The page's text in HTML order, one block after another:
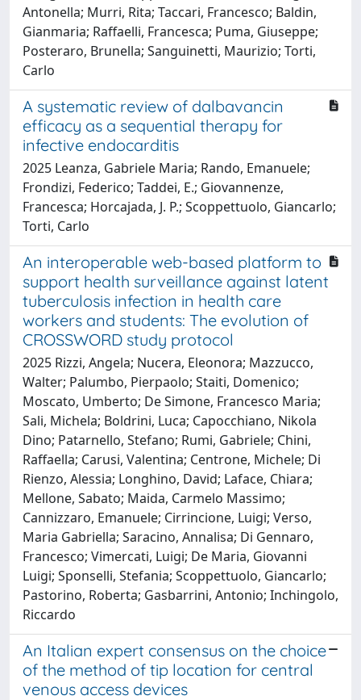
Antonella; Murri, Rita; Taccari, Francesco; Baldin,
Gianmaria; Raffaelli, Francesca; Puma, Giuseppe;
Posteraro, Brunella; Sanguinetti, Maurizio; Torti,
Carlo
A systematic review of dalbavancin
efficacy as a sequential therapy for
infective endocarditis
2025 Leanza, Gabriele Maria; Rando, Emanuele;
Frondizi, Federico; Taddei, E.; Giovannenze,
Francesca; Horcajada, J. P.; Scoppettuolo, Giancarlo;
Torti, Carlo
An interoperable web-based platform to
support health surveillance against latent
tuberculosis infection in health care
workers and students: The evolution of
CROSSWORD study protocol
2025 Rizzi, Angela; Nucera, Eleonora; Mazzucco,
Walter; Palumbo, Pierpaolo; Staiti, Domenico;
Moscato, Umberto; De Simone, Francesco Maria;
Sali, Michela; Boldrini, Luca; Capocchiano, Nikola
Dino; Patarnello, Stefano; Rumi, Gabriele; Chini,
Raffaella; Carusi, Valentina; Centrone, Michele; Di
Rienzo, Alessia; Longhino, David; Laface, Chiara;
Mellone, Sabato; Maida, Carmelo Massimo;
Cannizzaro, Emanuele; Cirrincione, Luigi; Verso,
Maria Gabriella; Saracino, Annalisa; Di Gennaro,
Francesco; Vimercati, Luigi; De Maria, Giovanni
Luigi; Sponselli, Stefania; Scoppettuolo, Giancarlo;
Pastorino, Roberta; Gasbarrini, Antonio; Inchingolo,
Riccardo
An Italian expert consensus on the choice
of the method of tip location for central
venous access devices